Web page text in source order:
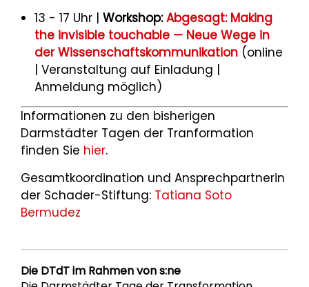
13 - 17 Uhr | Workshop:Abgesagt: Making
the invisible touchable — Neue Wege in
der Wissenschaftskommunikation (online
| Veranstaltung auf Einladung |
Anmeldung möglich)
Informationen zu den bisherigen
Darmstädter Tagen der Tranformation
finden Sie hier.
Gesamtkoordination und Ansprechpartnerin
der Schader-Stiftung: Tatiana Soto
Bermudez
Die DTdT im Rahmen von s:ne